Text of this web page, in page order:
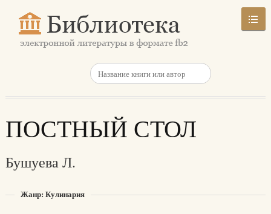
ПОСТНЫЙ СТОЛ
Бушуева Л.
Жанр: Кулинария